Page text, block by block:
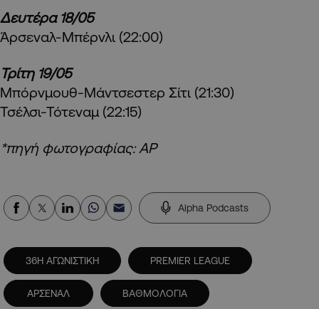
Δευτέρα 18/05
Άρσεναλ-Μπέρνλι (22:00)
Τρίτη 19/05
Μπόρνμουθ-Μάντσεστερ Σίτι (21:30)
Τσέλσι-Τότεναμ (22:15)
*πηγή φωτογραφίας: AP
Alpha Podcasts
36Η ΑΓΩΝΙΣΤΙΚΗ PREMIER LEAGUE
ΑΡΣΕΝΑΛ ΒΑΘΜΟΛΟΓΙΑ